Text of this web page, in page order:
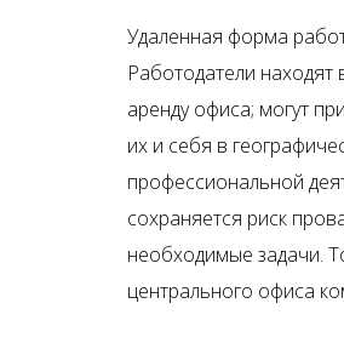
Удаленная форма
Работодатели
аренду офиса; могут
их и себя в
профессиональной
сохраняется риск
необходимые задачи.
центрального офиса